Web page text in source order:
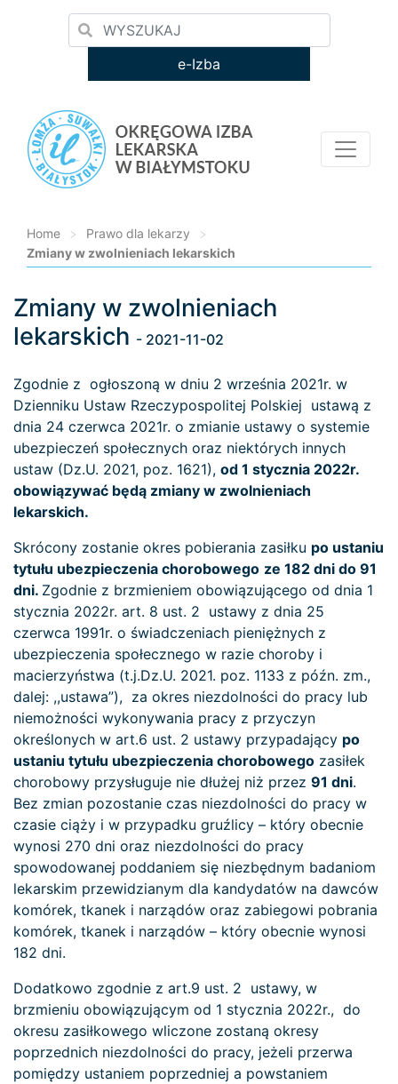
e-Izba
Home > Prawo dla lekarzy
>
Zmiany w zwolnieniach lekarskich
Loading...
Zmiany w zwolnieniach
lekarskich - 2021-11-02
Zgodnie z ogłoszoną w dniu 2 września 2021r. w
Dzienniku Ustaw Rzeczypospolitej Polskiej ustawą z
dnia 24 czerwca 2021r. o zmianie ustawy o systemie
ubezpieczeń społecznych oraz niektórych innych
ustaw (Dz.U. 2021, poz. 1621), od 1 stycznia 2022r.
obowiązywać będą zmiany w zwolnieniach
lekarskich.
Skrócony zostanie okres pobierania zasiłku po ustaniu
tytułu ubezpieczenia chorobowego ze 182 dni do 91
dni. Zgodnie z brzmieniem obowiązującego od dnia 1
stycznia 2022r. art. 8 ust. 2 ustawy z dnia 25
czerwca 1991r. o świadczeniach pieniężnych z
ubezpieczenia społecznego w razie choroby i
macierzyństwa (t.j.Dz.U. 2021. poz. 1133 z późn. zm.,
dalej: ,,ustawa”), za okres niezdolności do pracy lub
niemożności wykonywania pracy z przyczyn
określonych w art.6 ust. 2 ustawy przypadający po
ustaniu tytułu ubezpieczenia chorobowego zasiłek
chorobowy przysługuje nie dłużej niż przez 91 dni.
Bez zmian pozostanie czas niezdolności do pracy w
czasie ciąży i w przypadku gruźlicy – który obecnie
wynosi 270 dni oraz niezdolności do pracy
spowodowanej poddaniem się niezbędnym badaniom
lekarskim przewidzianym dla kandydatów na dawców
komórek, tkanek i narządów oraz zabiegowi pobrania
komórek, tkanek i narządów – który obecnie wynosi
182 dni.
Dodatkowo zgodnie z art.9 ust. 2 ustawy, w
brzmieniu obowiązującym od 1 stycznia 2022r., do
okresu zasiłkowego wliczone zostaną okresy
poprzednich niezdolności do pracy, jeżeli przerwa
pomiędzy ustaniem poprzedniej a powstaniem